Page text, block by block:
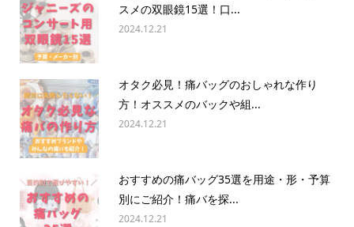
スメの双眼鏡15選！口...
2024.12.21
オタク必見！痛バッグのおしゃれな作り
方！オススメのバックや組...
2024.12.21
おすすめの痛バッグ35選を用途・形・予算
別にご紹介！痛バを探...
2024.12.21